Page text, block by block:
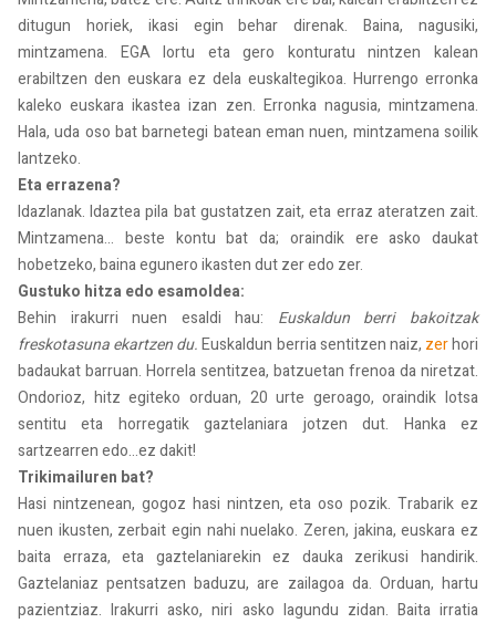
ditugun horiek, ikasi egin behar direnak. Baina, nagusiki,
mintzamena. EGA lortu eta gero konturatu nintzen kalean
erabiltzen den euskara ez dela euskaltegikoa. Hurrengo erronka
kaleko euskara ikastea izan zen. Erronka nagusia, mintzamena.
Hala, uda oso bat barnetegi batean eman nuen, mintzamena soilik
lantzeko.
Eta errazena?
Idazlanak. Idaztea pila bat gustatzen zait, eta erraz ateratzen zait.
Mintzamena... beste kontu bat da; oraindik ere asko daukat
hobetzeko, baina egunero ikasten dut zer edo zer.
Gustuko hitza edo esamoldea:
Behin irakurri nuen esaldi hau: Euskaldun berri bakoitzak
freskotasuna ekartzen du.Euskaldun berria sentitzen naiz, zerhori
badaukat barruan. Horrela sentitzea, batzuetan frenoa da niretzat.
Ondorioz, hitz egiteko orduan, 20 urte geroago, oraindik lotsa
sentitu eta horregatik gaztelaniara jotzen dut. Hanka ez
sartzearren edo…ez dakit!
Trikimailuren bat?
Hasi nintzenean, gogoz hasi nintzen, eta oso pozik. Trabarik ez
nuen ikusten, zerbait egin nahi nuelako. Zeren, jakina, euskara ez
baita erraza, eta gaztelaniarekin ez dauka zerikusi handirik.
Gaztelaniaz pentsatzen baduzu, are zailagoa da. Orduan, hartu
pazientziaz. Irakurri asko, niri asko lagundu zidan. Baita irratia